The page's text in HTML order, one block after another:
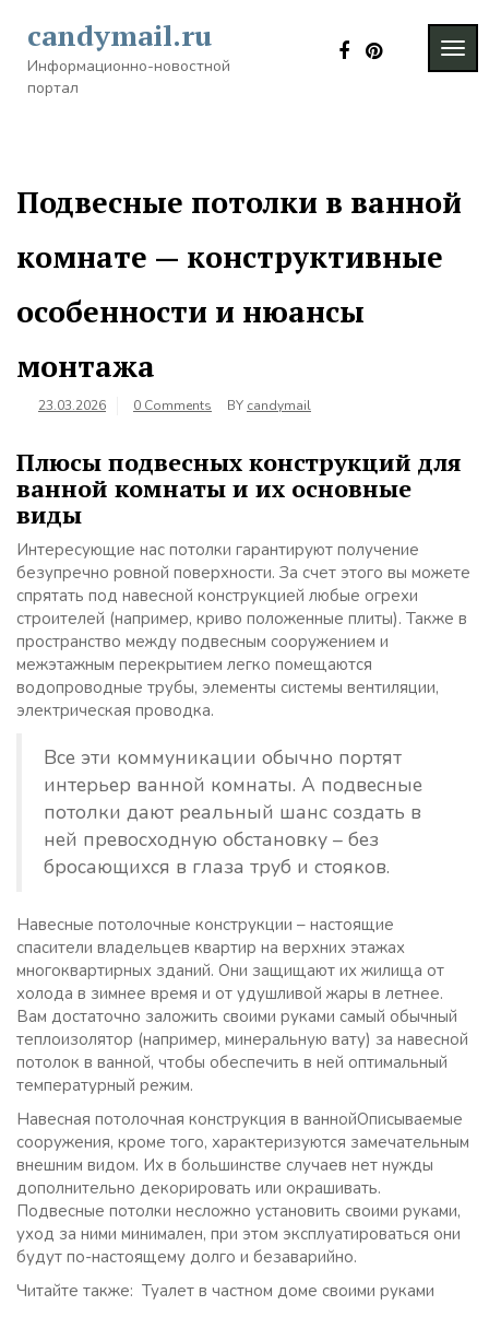
content
candymail.ru
Информационно-новостной
портал
Подвесные потолки в ванной
комнате — конструктивные
особенности и нюансы
монтажа
23.03.2026 0 Comments BY candymail
Плюсы подвесных конструкций для
ванной комнаты и их основные
виды
Интересующие нас потолки гарантируют получение
безупречно ровной поверхности. За счет этого вы можете
спрятать под навесной конструкцией любые огрехи
строителей (например, криво положенные плиты). Также в
пространство между подвесным сооружением и
межэтажным перекрытием легко помещаются
водопроводные трубы, элементы системы вентиляции,
электрическая проводка.
Все эти коммуникации обычно портят
интерьер ванной комнаты. А подвесные
потолки дают реальный шанс создать в
ней превосходную обстановку – без
бросающихся в глаза труб и стояков.
Навесные потолочные конструкции – настоящие
спасители владельцев квартир на верхних этажах
многоквартирных зданий. Они защищают их жилища от
холода в зимнее время и от удушливой жары в летнее.
Вам достаточно заложить своими руками самый обычный
теплоизолятор (например, минеральную вату) за навесной
потолок в ванной, чтобы обеспечить в ней оптимальный
температурный режим.
Навесная потолочная конструкция в ваннойОписываемые
сооружения, кроме того, характеризуются замечательным
внешним видом. Их в большинстве случаев нет нужды
дополнительно декорировать или окрашивать.
Подвесные потолки несложно установить своими руками,
уход за ними минимален, при этом эксплуатироваться они
будут по-настоящему долго и безаварийно.
Читайте также: Туалет в частном доме своими руками